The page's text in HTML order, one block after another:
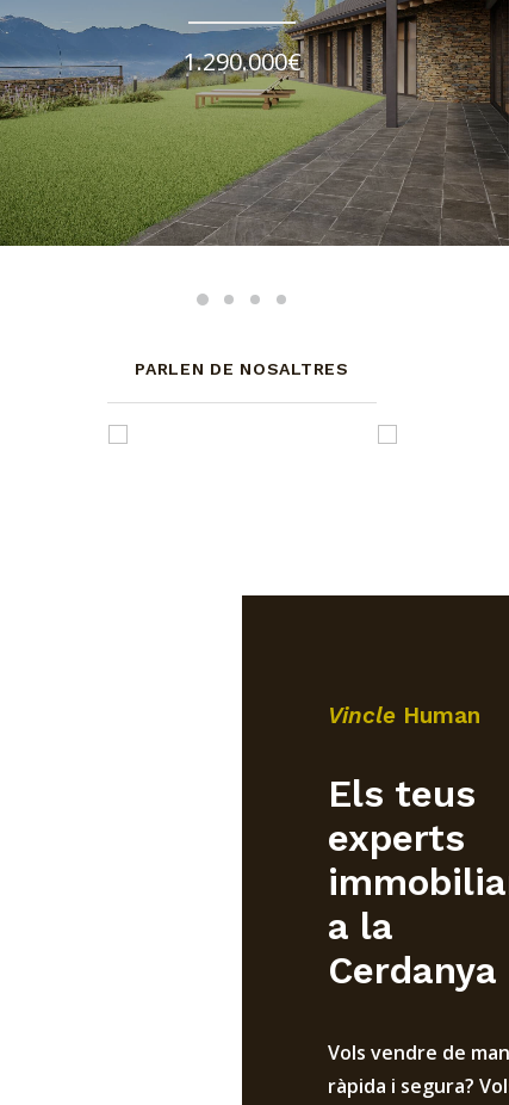
1.290.000€
PARLEN DE NOSALTRES
Vincle Human
Els teus
experts
a la
Cerdanya
Vols vendre de
ràpida i segura?